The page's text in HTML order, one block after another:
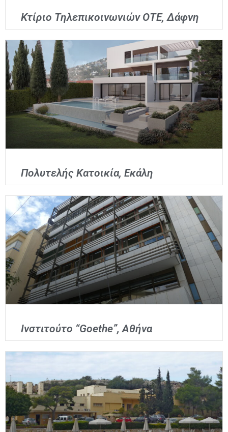
Κτίριο Τηλεπικοινωνιών ΟΤΕ, Δάφνη
Πολυτελής Κατοικία, Εκάλη
Ινστιτούτο “Goethe”, Αθήνα